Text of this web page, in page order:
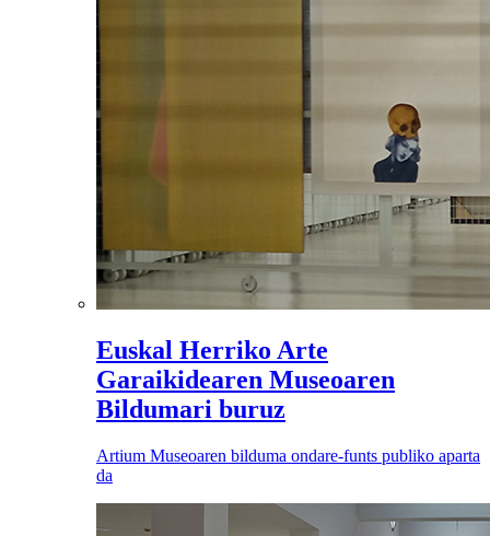
Euskal Herriko Arte
Garaikidearen Museoaren
Bildumari buruz
Artium Museoaren bilduma ondare-funts publiko aparta
da